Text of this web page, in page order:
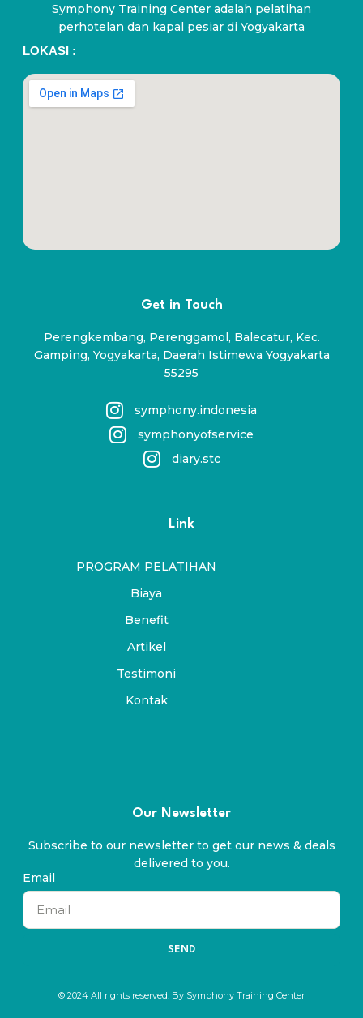
Symphony Training Center adalah pelatihan
perhotelan dan kapal pesiar di Yogyakarta
LOKASI :
Get in Touch
Perengkembang, Perenggamol, Balecatur, Kec.
Gamping, Yogyakarta, Daerah Istimewa Yogyakarta
55295
symphony.indonesia
symphonyofservice
diary.stc
Link
PROGRAM PELATIHAN
Biaya
Benefit
Artikel
Testimoni
Kontak
Our Newsletter
Subscribe to our newsletter to get our news & deals
delivered to you.
Email
SEND
© 2024 All rights reserved. By Symphony Training Center